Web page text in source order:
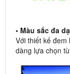
• Màu sắc đa
Với thiết kế
dàng lựa chọn